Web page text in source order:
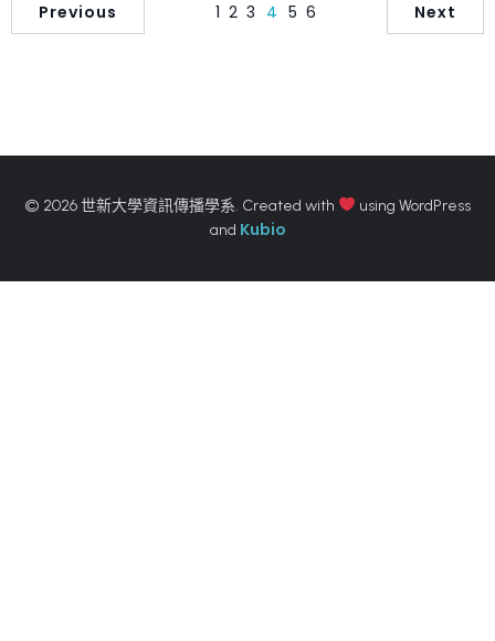
Previous 1 2 3 4 5 6 Next
© 2026 世新大學資訊傳播學系. Created with
using WordPress
and Kubio